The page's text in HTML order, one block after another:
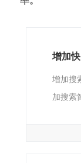
增加
增加搜
加搜索